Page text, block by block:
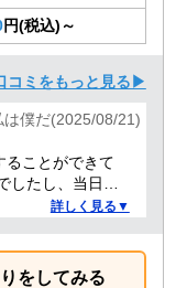
円(税込)～
コミをもっと見る▶
は僕だ(2025/08/21)
ることができて
したし、当日作
気持ちよく対応
詳しく見る▼
をしてみる